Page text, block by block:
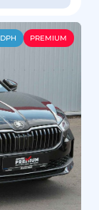
PREMIUM